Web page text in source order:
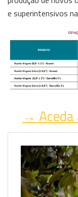
e superintensivos
→